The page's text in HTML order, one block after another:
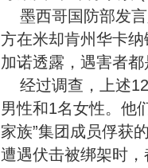
墨西哥国防部发
方在米却肯州华卡
加诺透露，遇害者
经过调查，上述
男性和1名女性。他
家族”集团成员俘获
遭遇伏击被绑架时